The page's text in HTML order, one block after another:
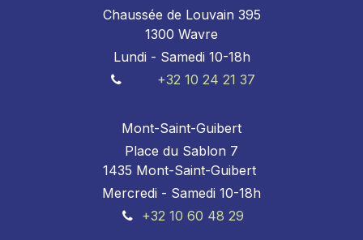
Chaussée de Louvain 395
1300 Wavre
Lundi - Samedi 10-18h
+32 10 24 21 37
Mont-Saint-Guibert
Place du Sablon 7
1435 Mont-Saint-Guibert
Mercredi - Samedi 10-18h
+32 10 60 48 29